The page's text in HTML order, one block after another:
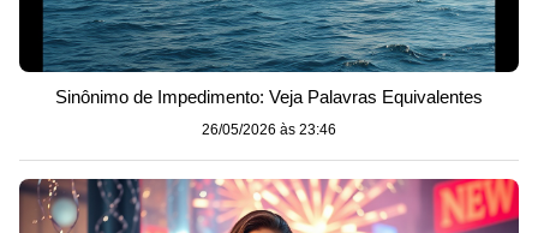
Sinônimo de Impedimento: Veja Palavras Equivalentes
26/05/2026 às 23:46